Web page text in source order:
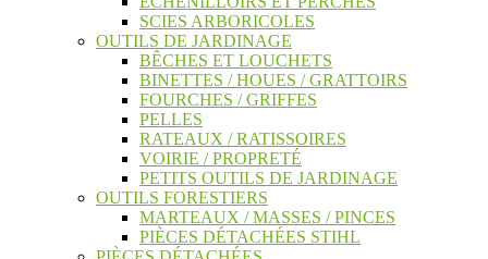
SCIES ARBORICOLES
OUTILS DE JARDINAGE
BÊCHES ET LOUCHETS
BINETTES / HOUES / GRATTOIRS
FOURCHES / GRIFFES
PELLES
RATEAUX / RATISSOIRES
VOIRIE / PROPRETÉ
PETITS OUTILS DE JARDINAGE
OUTILS FORESTIERS
MARTEAUX / MASSES / PINCES
PIÈCES DÉTACHÉES STIHL